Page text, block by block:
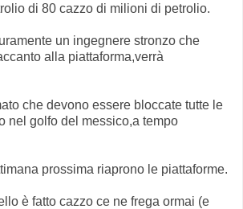
di 80 cazzo di milioni di petrolio.
un ingegnere stronzo che
alla piattaforma,verrà
che devono essere bloccate tutte le
nel golfo del messico,a tempo
prossima riaprono le piattaforme.
è fatto cazzo ce ne frega ormai (e